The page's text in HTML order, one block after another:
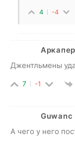
4 -4
Джентльмены
7 -1
Guwanc
А чего у него